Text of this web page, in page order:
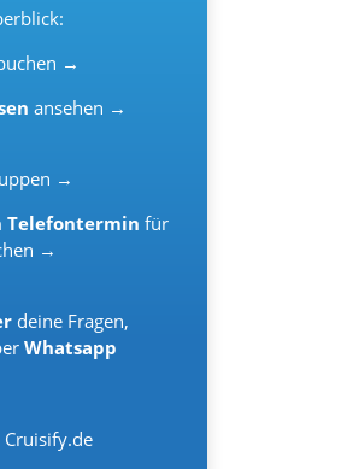
→
ansehen →
→
Telefontermin für
→
deine Fragen,
Whatsapp
Cruisify.de